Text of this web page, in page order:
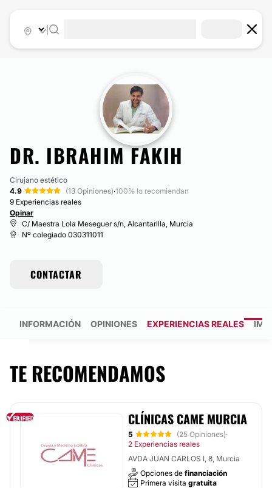
DR. IBRAHIM FAKIH
Cirujano estético
4.9
(13 Opiniones)·100% lo recomiendan
9 Experiencias reales
Opinar
C/ Maestra Lola Meseguer s/n, Alcantarilla, Murcia
Nº colegiado 030311011
CONTACTAR
INFORMACIÓN OPINIONES EXPERIENCIAS REALES
TE RECOMENDAMOS
CLÍNICAS CAME MURCIA
5 (25 Opiniones)·
2 Experiencias reales
AVDA JUAN CARLOS I, 8, Murcia
Opciones de financiación
Primera visita gratuita